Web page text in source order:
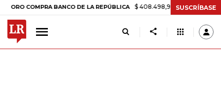
COMPRA BANCO DE LA REPÚBLICA $ 408.498,97 +$ 8.753,81 +2,19%
SUSCRÍBASE